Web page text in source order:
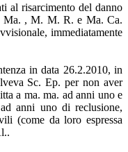
al risarcimento del danno
Ma. , M. M. R. e Ma. Ca.
immediatamente
in data 26.2.2010, in
Sc. Ep. per non aver
a ma. ma. ad anni uno e
anni uno di reclusione,
(come da loro espressa